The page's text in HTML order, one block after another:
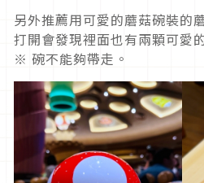
另外推薦用可愛的蘑菇碗裝的
打開會發現裡面也有兩顆可愛
※ 碗不能夠帶走。